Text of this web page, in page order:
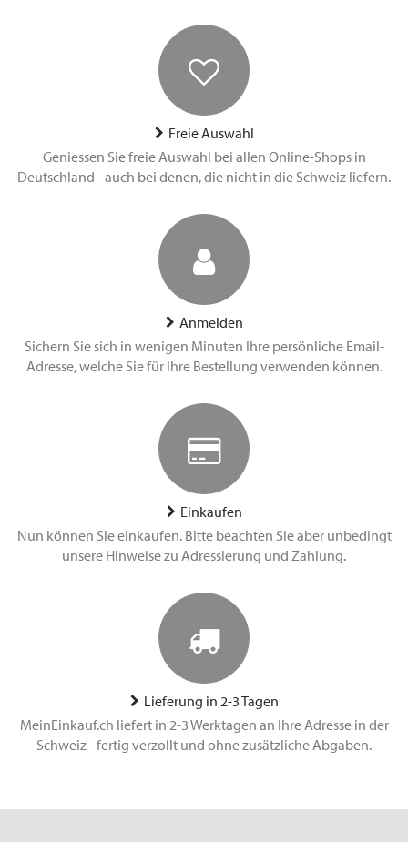
Freie Auswahl
Geniessen Sie freie Auswahl bei allen Online-Shops in
Deutschland - auch bei denen, die nicht in die Schweiz liefern.
Anmelden
Sichern Sie sich in wenigen Minuten Ihre persönliche Email-
Adresse, welche Sie für Ihre Bestellung verwenden können.
Einkaufen
Nun können Sie einkaufen. Bitte beachten Sie aber unbedingt
unsere Hinweise zu Adressierung und Zahlung.
Lieferung in 2-3 Tagen
MeinEinkauf.ch liefert in 2-3 Werktagen an Ihre Adresse in der
Schweiz - fertig verzollt und ohne zusätzliche Abgaben.